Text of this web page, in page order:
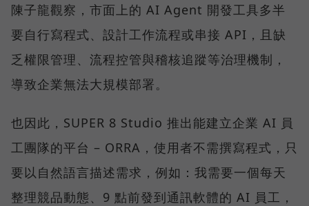
陳子龍觀察，市面上的 AI Agent 開發工具多半
要自行寫程式、設計工作流程或串接 API，且缺
乏權限管理、流程控管與稽核追蹤等治理機制，
導致企業無法大規模部署。
也因此，SUPER 8 Studio 推出能建立企業 AI 員
工團隊的平台 – ORRA，使用者不需撰寫程式，只
要以自然語言描述需求，例如：我需要一個每天
整理競品動態、9 點前發到通訊軟體的 AI 員工，